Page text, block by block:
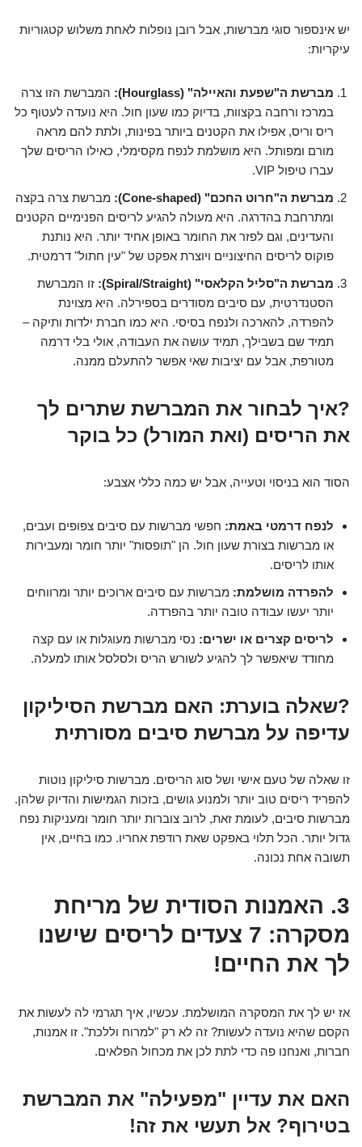
יש אינספור סוגי מברשות, אבל רובן נופלות לאחת משלוש קטגוריות
עיקריות:
מברשת ה"שפעת והאיילה" (Hourglass):
המברשת הזו צרה
במרכז ורחבה בקצוות, בדיוק כמו שעון חול. היא נועדה לעטוף כל
ריס וריס, אפילו את הקטנים ביותר בפינות, ולתת להם מראה
מורם ומפותל. היא מושלמת לנפח מקסימלי, כאילו הריסים שלך
עברו טיפול VIP.
מברשת ה"חרוט החכם" (Cone-shaped):
מברשת צרה בקצה
ומתרחבת בהדרגה. היא מעולה להגיע לריסים הפנימיים הקטנים
והעדינים, וגם לפזר את החומר באופן אחיד יותר. היא נותנת
פוקוס לריסים החיצוניים ויוצרת אפקט של "עין חתול" דרמטית.
מברשת ה"סליל הקלאסי" (Spiral/Straight):
זו המברשת
הסטנדרטית, עם סיבים מסודרים בספירלה. היא מצוינת
להפרדה, להארכה ולנפח בסיסי. היא כמו חברת ילדות ותיקה –
תמיד שם בשבילך, תמיד עושה את העבודה, אולי בלי דרמה
מטורפת, אבל עם יציבות שאי אפשר להתעלם ממנה.
?איך לבחור את המברשת שתרים לך
את הריסים (ואת המורל) כל בוקר
הסוד הוא בניסוי וטעייה, אבל יש כמה כללי אצבע:
לנפח דרמטי באמת: חפשי מברשות עם סיבים צפופים ועבים,
או מברשות בצורת שעון חול. הן "תופסות" יותר חומר ומעבירות
אותו לריסים.
להפרדה מושלמת: מברשות עם סיבים ארוכים יותר ומרווחים
יותר יעשו עבודה טובה יותר בהפרדה.
לריסים קצרים או ישרים: נסי מברשות מעוגלות או עם קצה
מחודד שיאפשר לך להגיע לשורש הריס ולסלסל אותו למעלה.
?שאלה בוערת: האם מברשת הסיליקון
עדיפה על מברשת סיבים מסורתית
זו שאלה של טעם אישי ושל סוג הריסים. מברשות סיליקון נוטות
להפריד ריסים טוב יותר ולמנוע גושים, בזכות הגמישות והדיוק שלהן.
מברשות סיבים, לעומת זאת, לרוב צוברות יותר חומר ומעניקות נפח
גדול יותר. הכל תלוי באפקט שאת רודפת אחריו. כמו בחיים, אין
תשובה אחת נכונה.
3. האמנות הסודית של מריחת
מסקרה: 7 צעדים לריסים שישנו
לך את החיים!
אז יש לך את המסקרה המושלמת. עכשיו, איך תגרמי לה לעשות את
הקסם שהיא נועדה לעשות? זה לא רק "למרוח וללכת". זו אמנות,
חברות, ואנחנו פה כדי לתת לכן את מכחול הפלאים.
האם את עדיין "מפעילה" את המברשת
בטירוף? אל תעשי את זה!